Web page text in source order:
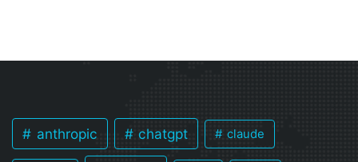
anthropic chatgpt claude